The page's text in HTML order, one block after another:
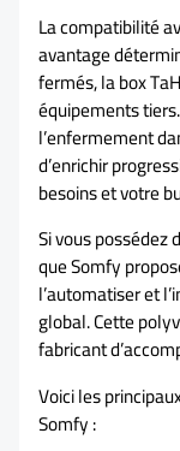
La compatibilité
avantage
fermés, la box
équipements
l’enfermement
d’enrichir
besoins et votre
Si vous possédez
que Somfy
l’automatiser et
global. Cette
fabricant
Voici les
Somfy :